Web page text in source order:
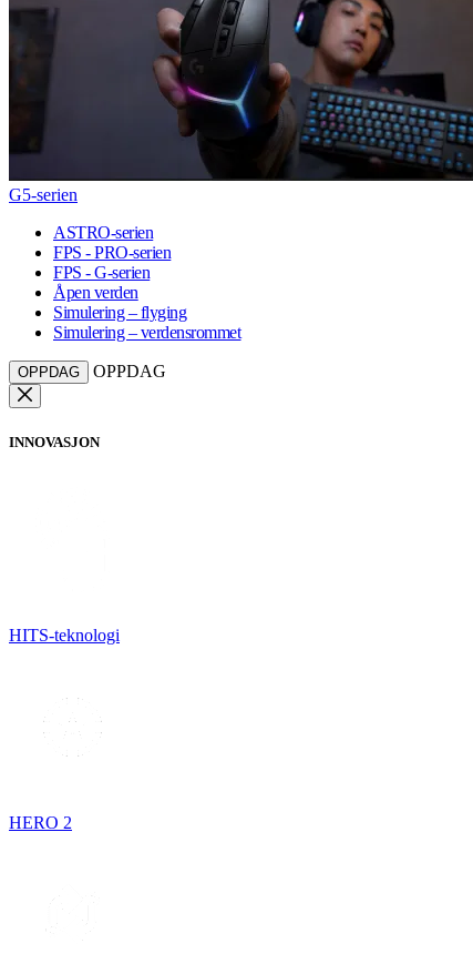
G5-serien
ASTRO-serien
FPS - PRO-serien
FPS - G-serien
Åpen verden
Simulering – flyging
Simulering – verdensrommet
OPPDAG OPPDAG
INNOVASJON
HITS-teknologi
HERO 2